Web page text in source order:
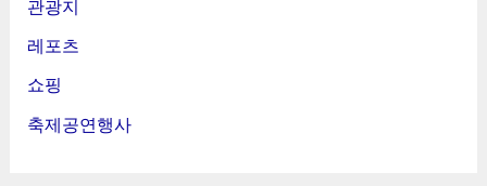
관광지
레포츠
쇼핑
축제공연행사